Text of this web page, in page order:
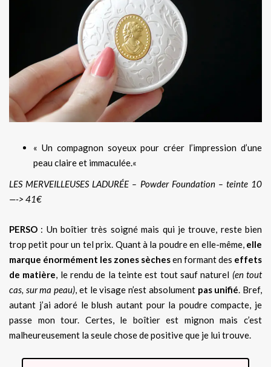
« Un compagnon soyeux pour créer l’impression d’une
peau claire et immaculée.«
LES MERVEILLEUSES LADURÉE – Powder Foundation – teinte 10
—-> 41€
PERSO : Un boîtier très soigné mais qui je trouve, reste bien
trop petit pour un tel prix. Quant à la poudre en elle-même, elle
marque énormément les zones sèchesen formant des effets
de matière, le rendu de la teinte est tout sauf naturel (en tout
cas, sur ma peau), et le visage n’est absolument pas unifié. Bref,
autant j’ai adoré le blush autant pour la poudre compacte, je
passe mon tour. Certes, le boîtier est mignon mais c’est
malheureusement la seule chose de positive que je lui trouve.